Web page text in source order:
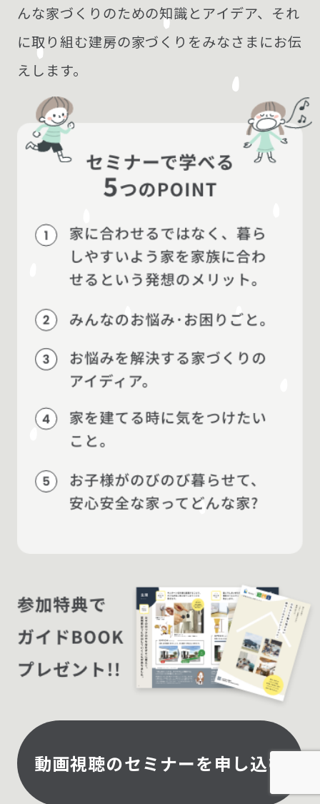
んな家づくりのための知識とアイデア、それ
に取り組む建房の家づくりをみなさまにお伝
えします。
動画視聴のセミナーを申し込む